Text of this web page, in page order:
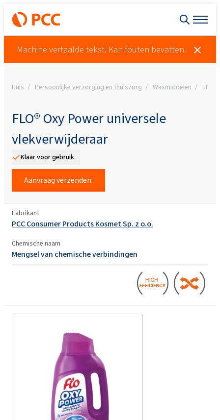
Machine vertaalde tekst. Kan fouten bevatten.
Huis Persoonlijke verzorging en thuiszorg Wasmiddelen
FLO® Oxy Power universele
vlekverwijderaar
Klaar voor gebruik
Aanvraag verzenden:
Fabrikant
PCC Consumer Products Kosmet Sp. z o.o.
Chemische naam
Mengsel van chemische verbindingen